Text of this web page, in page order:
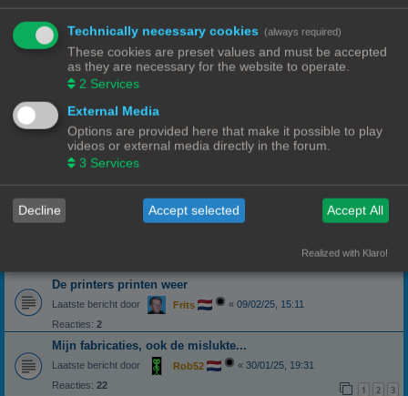
Laatste bericht door sdevries76 «27/07/25, 15:41
Reacties:27
ombouw EVA2.4 naar stealthburner met filament snijder
Laatste bericht door
Reacties:
Music Maestro
Een 3d print van een vleugel piano
Laatste bericht door
Project: Stargate BC 304 Mk 2
Buildlog
1 2
De printers printen weer
Laatste bericht door Frits « 09/02/25, 15:11
Reacties: 2
Mijn fabricaties, ook de mislukte...
Laatste bericht door Rob52 « 30/01/25, 19:31
Reacties: 22 1 2 3
Technically necessary cookies (always required)
These cookies are preset values and must be accepted
as they are necessary for the website to operate.
2 Services
External Media
Options are provided here that make it possible to play
videos or external media directly in the forum.
3 Services
Decline Accept selected Accept All
Realized with Klaro!